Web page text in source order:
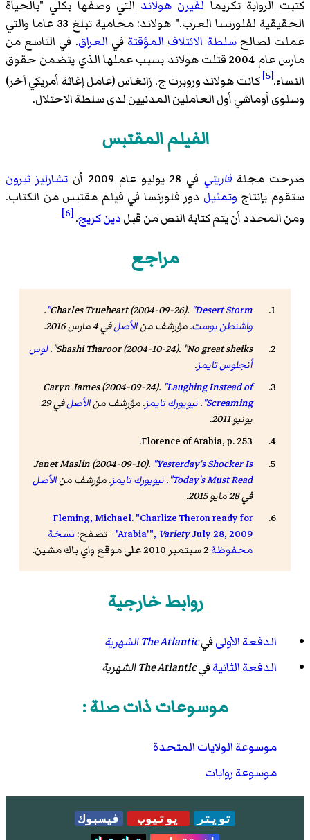
كتبت الرواية تكريما لفيرن هولاند التي وصفها بكلي "بالحياة
الحقيقية لفلورنسا العرب." هولاند: محامية تبلغ 33 عاما والتي
عملت لصالحسلطة الائتلاف المؤقتة في العراق. في التاسع من
مارس عام 2004 قتلت هولاند بسبب عملها الذي يتضمن حقوق
النساء.[5]
كانت هولاند وروبرت ج. زانغاس (عامل إغاثة أمريكي آخر)
وسلوى أوماشي أول العاملين المدنيين لدى سلطة الاحتلال.
الفيلم المقتبس
صرحت مجلةفاريتي في 28 يوليو عام 2009 أن
تشارليز ثيرون
ستقوم بإنتاج وتمثيل دور فلورنسا في فيلم مقتبس من الكتاب.
ومن المحدد أن يتم كتابة النص من قبلدين كريج.
[6]
مراجع
Charles Trueheart (2004-09-26). "Desert Storm"
.
واشنطن بوست. مؤرشف منالأصلفي 4 مارس 2016
.
Shashi Tharoor(2004-10-24). "No great sheiks".
لوس
أنجلوس تايمز.
Caryn James (2004-09-24). "Laughing Instead of
Screaming"
.نيويورك تايمز. مؤرشف منالأصل
في 29
يونيو 2011.
Florence of Arabia, p. 253.
Janet Maslin(2004-09-10). "Yesterday's Shocker Is
Today's Must Read"
.نيويورك تايمز. مؤرشف منالأصل
في 28 مايو 2015
.
Fleming, Michael. "Charlize Theron ready for
'Arabia'", VarietyJuly 28, 2009 - تصفح: نسخة
محفوظة
روابط خارجية
الدفعة الأولىفيThe Atlantic الشهرية
الدفعة الثانيةفيThe Atlantic الشهرية
موسوعات ذات صلة :
موسوعة الولايات المتحدة
موسوعة روايات
تويتر يوتيوب
فيسبوك